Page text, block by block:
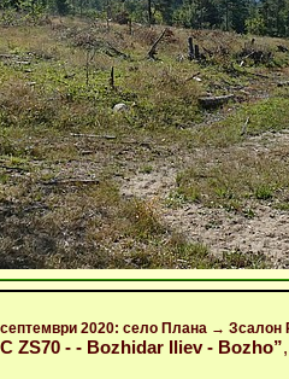
септември 2020: село Плана →
ZS70 - - Bozhidar Iliev - Bozho”